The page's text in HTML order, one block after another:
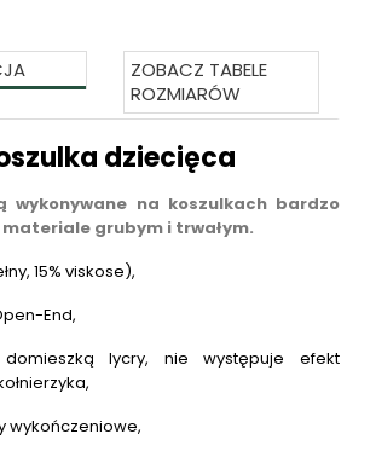
ZOBACZ TABELE
ROZMIARÓW
dziecięca
wykonywane na koszulkach bardzo
grubym i trwałym.
15% viskose),
End,
lycry, nie występuje efekt
wykończeniowe,